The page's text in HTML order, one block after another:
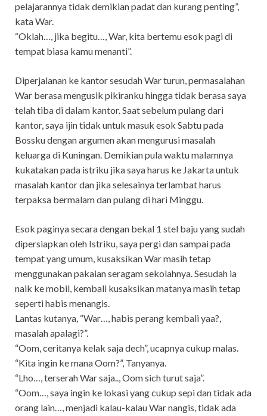
pelajarannya tidak demikian padat dan kurang penting”,
kata War.
“Oklah…, jika begitu…, War, kita bertemu esok pagi di
tempat biasa kamu menanti”.
Diperjalanan ke kantor sesudah War turun, permasalahan
War berasa mengusik pikiranku hingga tidak berasa saya
telah tiba di dalam kantor. Saat sebelum pulang dari
kantor, saya ijin tidak untuk masuk esok Sabtu pada
Bossku dengan argumen akan mengurusi masalah
keluarga di Kuningan. Demikian pula waktu malamnya
kukatakan pada istriku jika saya harus ke Jakarta untuk
masalah kantor dan jika selesainya terlambat harus
terpaksa bermalam dan pulang di hari Minggu.
Esok paginya secara dengan bekal 1 stel baju yang sudah
dipersiapkan oleh Istriku, saya pergi dan sampai pada
tempat yang umum, kusaksikan War masih tetap
menggunakan pakaian seragam sekolahnya. Sesudah ia
naik ke mobil, kembali kusaksikan matanya masih tetap
seperti habis menangis.
Lantas kutanya, “War…, habis perang kembali yaa?,
masalah apalagi?”.
“Oom, ceritanya kelak saja dech”, ucapnya cukup malas.
“Kita ingin ke mana Oom?”, Tanyanya.
“Lho…, terserah War saja.., Oom sich turut saja”.
“Oom…, saya ingin ke lokasi yang cukup sepi dan tidak ada
orang lain…, menjadi kalau-kalau War nangis, tidak ada